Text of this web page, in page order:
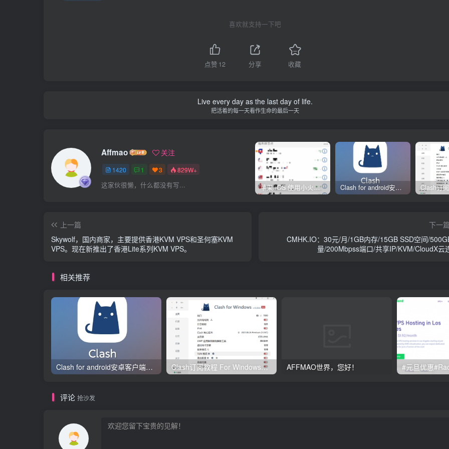
喜欢就支持一下吧
点赞 12 分享 收藏
Live every day as the last day of life.
把活着的每一天看作生命的最后一天
Affmao 关注
1420 1 3 829W+
这家伙很懒，什么都没有写... 苹果 iOS 使用小火箭(shadowrocket)新手教程 Clash for android安卓客户端保姆级新手使用教程
上一篇
Skywolf，国内商家，主要提供香港KVM VPS和圣何塞KVM
VPS。现在新推出了香港Lite系列KVM VPS。
下一篇
CMHK.IO：30元/月/1GB内存/15GB SSD空间/
量/200Mbpss端口/共享IP/KVM/CloudX云
相关推荐
Clash for android安卓客户端保姆级新手使用教程 Clash订阅教程 For Windows中文使用图文教程 AFFMAO世界，您好！
评论 抢沙发